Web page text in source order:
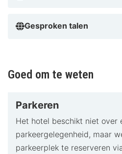
Gesproken talen
Goed om te weten
Parkeren
Het hotel beschikt niet over
parkeergelegenheid, maar
parkeerplek te reserveren